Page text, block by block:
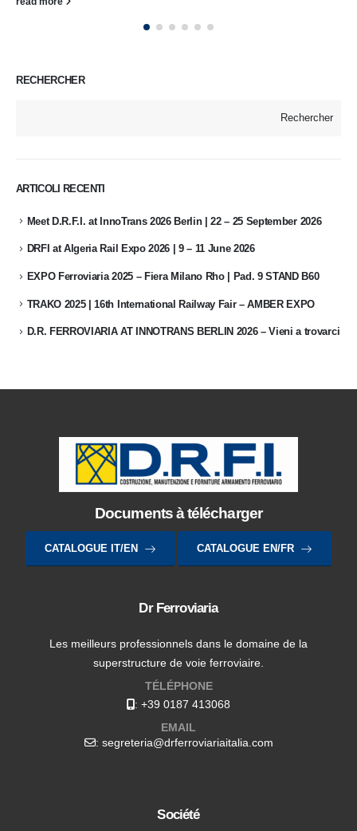
RECHERCHER
Rechercher
ARTICOLI RECENTI
Meet D.R.F.I. at InnoTrans 2026 Berlin | 22 – 25 September 2026
DRFI at Algeria Rail Expo 2026 | 9 – 11 June 2026
EXPO Ferroviaria 2025 – Fiera Milano Rho | Pad. 9 STAND B60
TRAKO 2025 | 16th International Railway Fair – AMBER EXPO
D.R. FERROVIARIA AT INNOTRANS BERLIN 2026 – Vieni a trovarci
Documents à télécharger
CATALOGUE IT/EN CATALOGUE EN/FR
Dr Ferroviaria
Les meilleurs professionnels dans le domaine de la
superstructure de voie ferroviaire.
TÉLÉPHONE
: +39 0187 413068
EMAIL
: segreteria@drferroviariaitalia.com
Société